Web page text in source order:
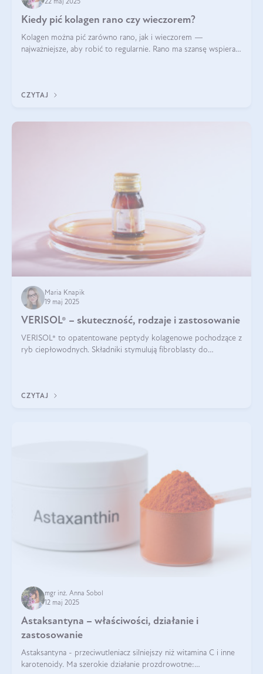
22 maj 2025
Kiedy pić kolagen rano czy wieczorem?
Kolagen można pić zarówno rano, jak i wieczorem —
najważniejsze, aby robić to regularnie. Rano ma szansę wspierać
CZYTAJ
Maria Knapik
19 maj 2025
VERISOL® – skuteczność, rodzaje i zastosowanie
VERISOL® to opatentowane peptydy kolagenowe pochodzące z
ryb ciepłowodnych. Składniki stymulują fibroblasty do
CZYTAJ
mgr inż. Anna Sobol
12 maj 2025
Astaksantyna – właściwości, działanie i
zastosowanie
Astaksantyna - przeciwutleniacz silniejszy niż witamina C i inne
karotenoidy. Ma szerokie działanie prozdrowotne: